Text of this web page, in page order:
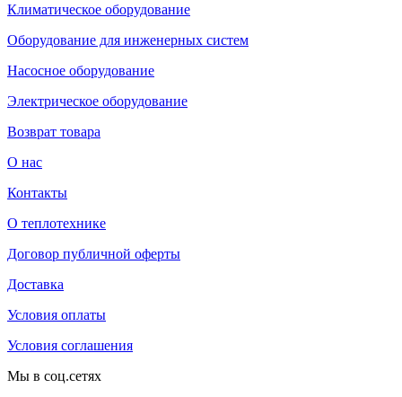
Климатическое оборудование
Оборудование для инженерных систем
Насосное оборудование
Электрическое оборудование
Возврат товара
О нас
Контакты
О теплотехнике
Договор публичной оферты
Доставка
Условия оплаты
Условия соглашения
Мы в соц.сетях